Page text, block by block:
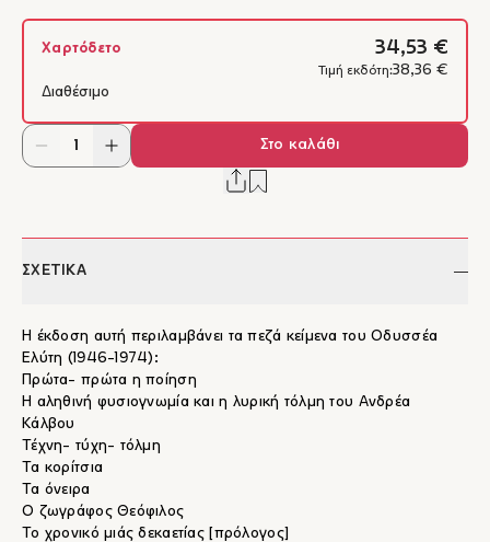
Χαρτόδετο 34,53 €
Τιμή εκδότη:38,36 €
Διαθέσιμο
Στο καλάθι
ΣΧΕΤΙΚΑ
Η έκδοση αυτή περιλαμβάνει τα πεζά κείμενα του Οδυσσέα
Ελύτη (1946-1974):
Πρώτα- πρώτα η ποίηση
Η αληθινή φυσιογνωμία και η λυρική τόλμη του Ανδρέα
Κάλβου
Τέχνη- τύχη- τόλμη
Τα κορίτσια
Τα όνειρα
Ο ζωγράφος Θεόφιλος
Το χρονικό μιάς δεκαετίας [πρόλογος]